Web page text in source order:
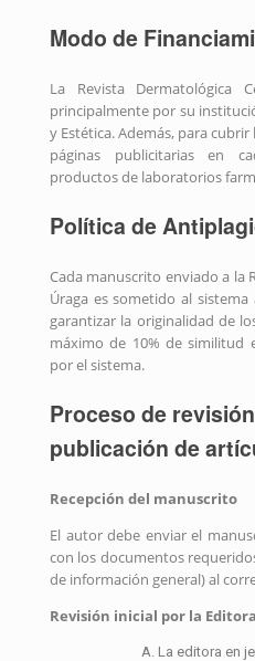
Modo de
La Revista Dermatológica
principalmente por su
y Estética. Además, para
páginas publicitarias en
productos de laboratorios
Política de
Cada manuscrito enviado a la
Úraga es sometido al sistema
garantizar la originalidad de
máximo de 10% de similitud
por el sistema.
Proceso de
publicación de
Recepción del manuscrito
El autor debe enviar el
con los documentos
de información general) al
Revisión inicial por la
La editora en